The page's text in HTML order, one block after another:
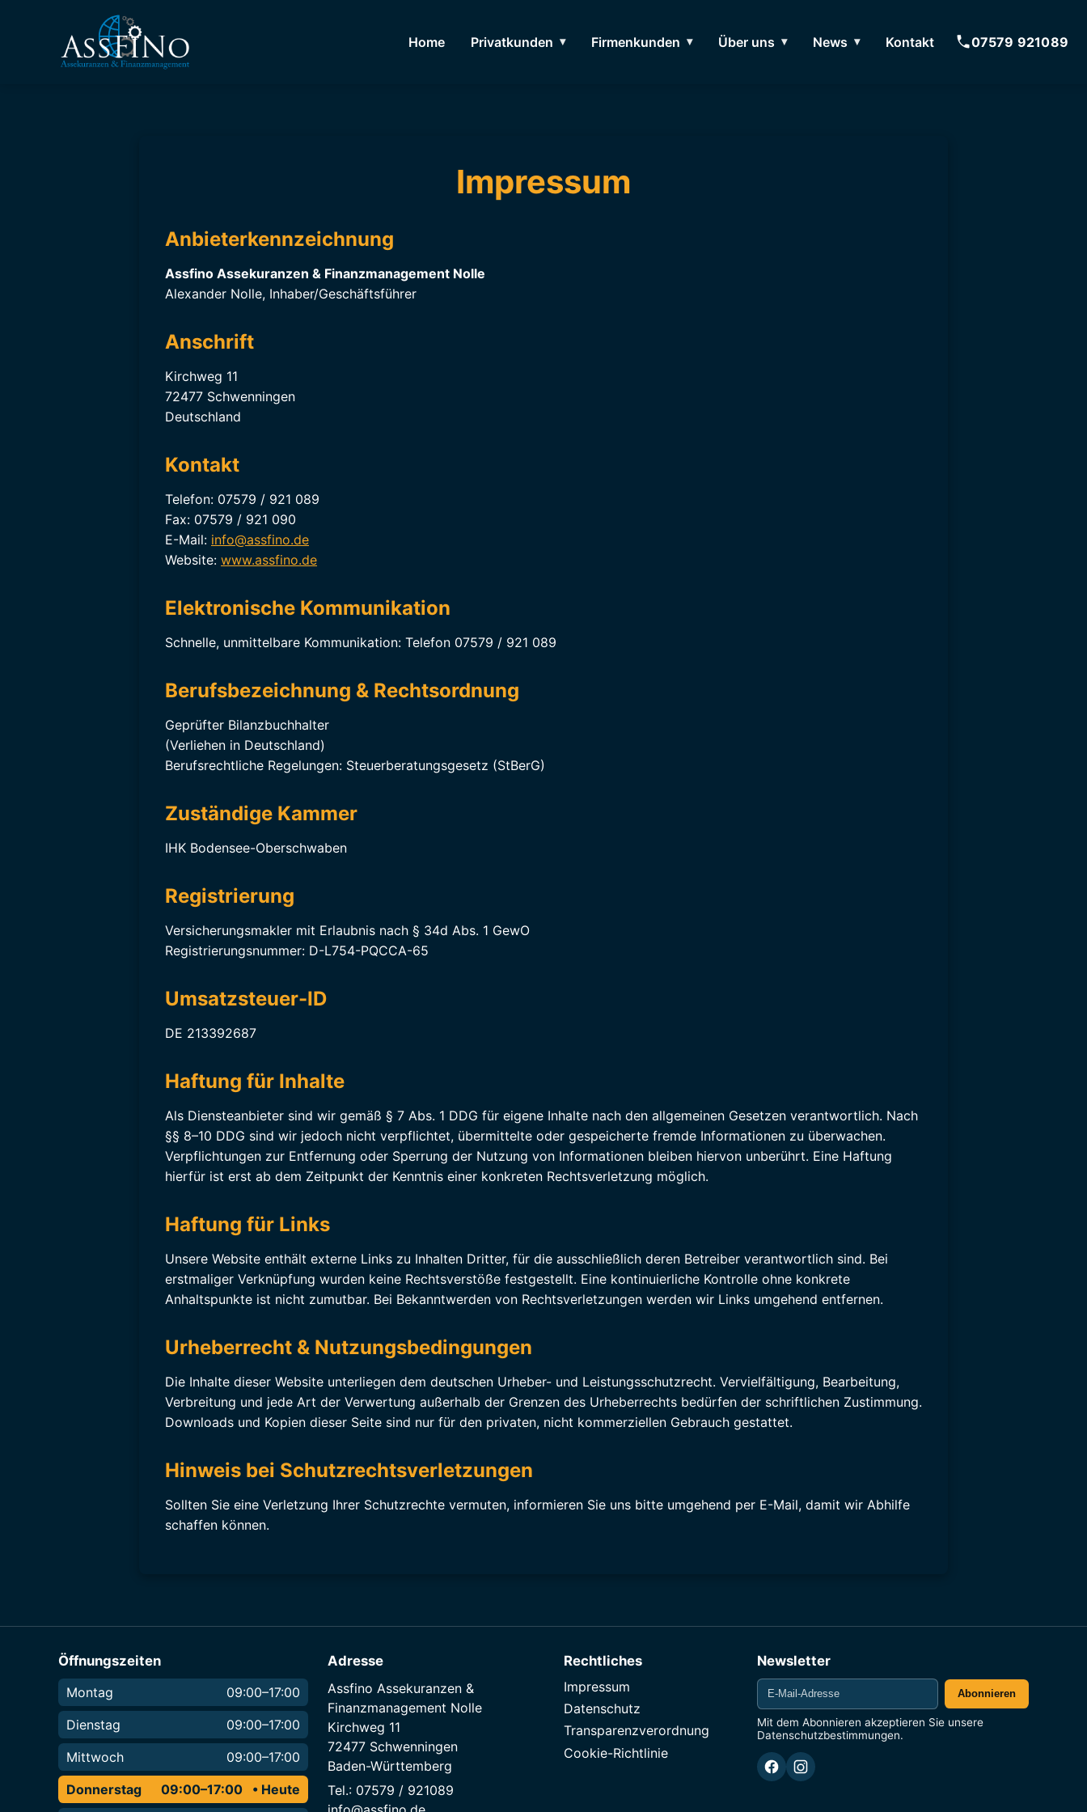
Home Privatkunden Firmenkunden Über uns News Kontakt 07579 921089
Impressum
Anbieterkennzeichnung
Assfino Assekuranzen & Finanzmanagement Nolle
Alexander Nolle, Inhaber/Geschäftsführer
Anschrift
Kirchweg 11
72477 Schwenningen
Deutschland
Kontakt
Telefon: 07579 / 921 089
Fax: 07579 / 921 090
E-Mail: info@assfino.de
Website: www.assfino.de
Elektronische Kommunikation
Schnelle, unmittelbare Kommunikation: Telefon 07579 / 921 089
Berufsbezeichnung & Rechtsordnung
Geprüfter Bilanzbuchhalter
(Verliehen in Deutschland)
Berufsrechtliche Regelungen: Steuerberatungsgesetz (StBerG)
Zuständige Kammer
IHK Bodensee-Oberschwaben
Registrierung
Versicherungsmakler mit Erlaubnis nach § 34d Abs. 1 GewO
Registrierungsnummer: D-L754-PQCCA-65
Umsatzsteuer-ID
DE 213392687
Haftung für Inhalte
Als Diensteanbieter sind wir gemäß § 7 Abs. 1 DDG für eigene Inhalte nach den allgemeinen Gesetzen verantwortlich. Nach
§§ 8–10 DDG sind wir jedoch nicht verpflichtet, übermittelte oder gespeicherte fremde Informationen zu überwachen.
Verpflichtungen zur Entfernung oder Sperrung der Nutzung von Informationen bleiben hiervon unberührt. Eine Haftung
hierfür ist erst ab dem Zeitpunkt der Kenntnis einer konkreten Rechtsverletzung möglich.
Haftung für Links
Unsere Website enthält externe Links zu Inhalten Dritter, für die ausschließlich deren Betreiber verantwortlich sind. Bei
erstmaliger Verknüpfung wurden keine Rechtsverstöße festgestellt. Eine kontinuierliche Kontrolle ohne konkrete
Anhaltspunkte ist nicht zumutbar. Bei Bekanntwerden von Rechtsverletzungen werden wir Links umgehend entfernen.
Urheberrecht & Nutzungsbedingungen
Die Inhalte dieser Website unterliegen dem deutschen Urheber- und Leistungsschutzrecht. Vervielfältigung, Bearbeitung,
Verbreitung und jede Art der Verwertung außerhalb der Grenzen des Urheberrechts bedürfen der schriftlichen Zustimmung.
Downloads und Kopien dieser Seite sind nur für den privaten, nicht kommerziellen Gebrauch gestattet.
Hinweis bei Schutzrechtsverletzungen
Sollten Sie eine Verletzung Ihrer Schutzrechte vermuten, informieren Sie uns bitte umgehend per E-Mail, damit wir Abhilfe
schaffen können.
Öffnungszeiten
Montag
09:00–17:00
Dienstag
09:00–17:00
Mittwoch
09:00–17:00
Donnerstag
09:00–17:00
Adresse
Assfino Assekuranzen &
Finanzmanagement Nolle
Kirchweg 11
72477 Schwenningen
Baden-Württemberg
Tel.: 07579 / 921089
Rechtliches
Impressum
Datenschutz
Transparenzverordnung
Cookie-Richtlinie
Newsletter
E-
Mail-
Adresse
Abonnieren
Mit dem Abonnieren akzeptieren Sie unsere
Datenschutzbestimmungen.